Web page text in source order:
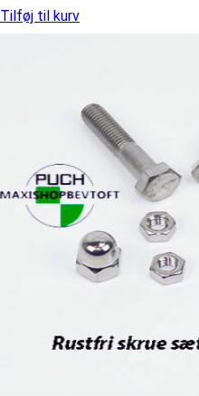
Tilføj til kurv